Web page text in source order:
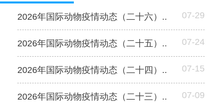
2026年国际动物疫情动态（二十六）.. 07-29
2026年国际动物疫情动态（二十五）.. 07-24
2026年国际动物疫情动态（二十四）.. 07-15
2026年国际动物疫情动态（二十三）.. 07-09